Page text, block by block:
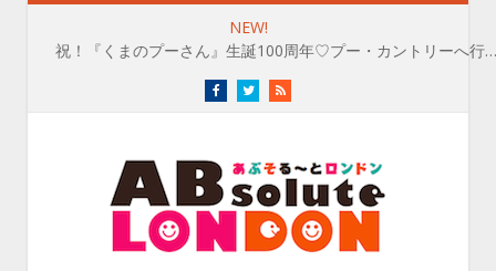
NEW!
祝！『くまのプーさん』生誕100周年♡プー・カントリーへ行こう♪
FacebookTwitterRSS